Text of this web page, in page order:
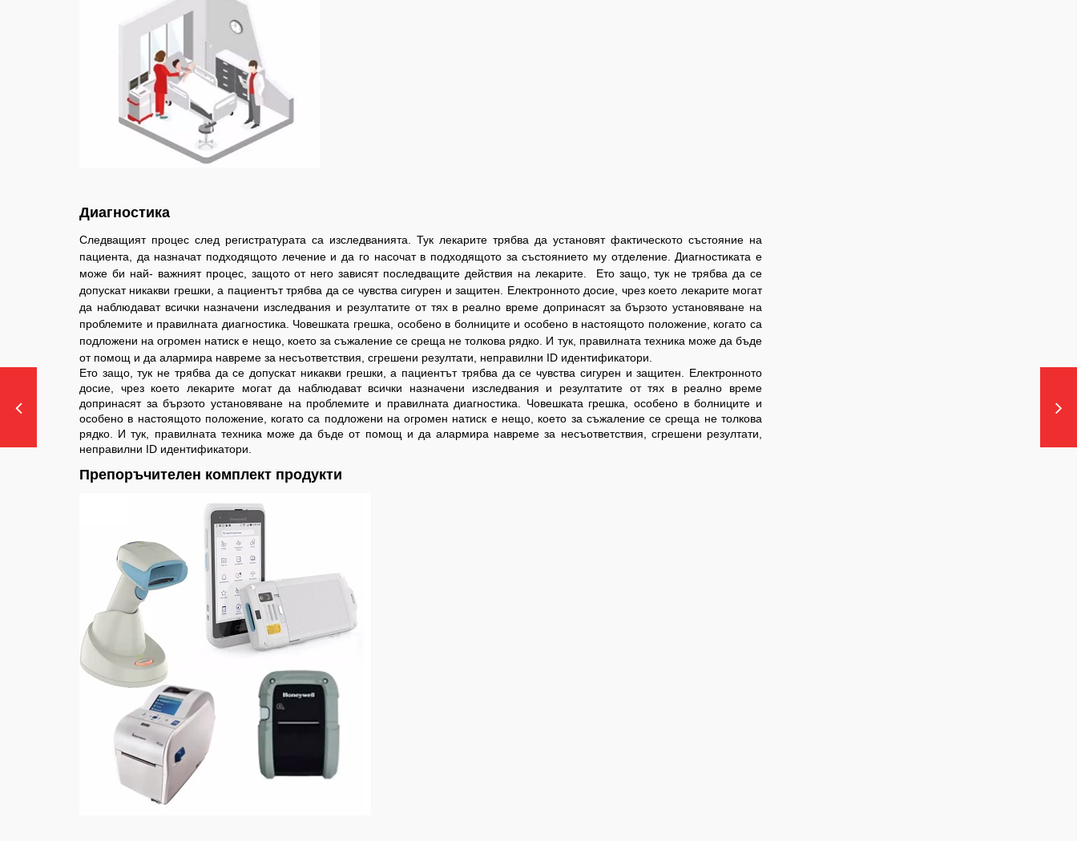
Диагностика
Следващият процес след регистратурата са изследванията. Тук лекарите трябва да установят фактическото състояние на
пациента, да назначат подходящото лечение и да го насочат в подходящото за състоянието му отделение. Диагностиката е
може би най- важният процес, защото от него зависят последващите действия на лекарите.
Ето защо, тук не трябва да се
допускат никакви грешки, а пациентът трябва да се чувства сигурен и защитен. Електронното досие, чрез което лекарите могат
да наблюдават всички назначени изследвания и резултатите от тях в реално време допринасят за бързото установяване на
проблемите и правилната диагностика. Човешката грешка, особено в болниците и особено в настоящото положение, когато са
подложени на огромен натиск е нещо, което за съжаление се среща не толкова рядко. И тук, правилната техника може да бъде
от помощ и да алармира навреме за несъответствия, сгрешени резултати, неправилни ID идентификатори.
Ето защо, тук не трябва да се допускат никакви грешки, а пациентът трябва да се чувства сигурен и защитен. Електронното
досие, чрез което лекарите могат да наблюдават всички назначени изследвания и резултатите от тях в реално време
допринасят за бързото установяване на проблемите и правилната диагностика. Човешката грешка, особено в болниците и
особено в настоящото положение, когато са подложени на огромен натиск е нещо, което за съжаление се среща не толкова
рядко. И тук, правилната техника може да бъде от помощ и да алармира навреме за несъответствия, сгрешени резултати,
неправилни ID идентификатори.
Препоръчителен комплект продукти